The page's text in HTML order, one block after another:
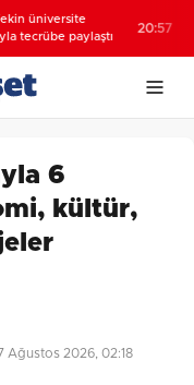
üniversite
paylaştı
20:57
6
kültür,
Ağustos 2026, 02:18